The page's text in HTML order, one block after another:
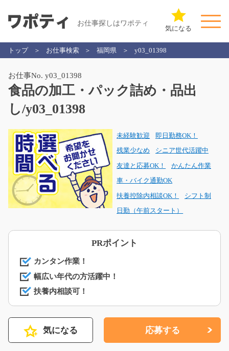
お仕事探しはワポティ
気になる
トップ お仕事検索 福岡県 y03_01398
お仕事No. y03_01398
食品の加工・パック詰め・品出
し/y03_01398
未経験歓迎 即日勤務OK！
残業少なめ シニア世代活躍中
友達と応募OK！ かんたん作業
車・バイク通勤OK
扶養控除内相談OK！ シフト制
日勤（午前スタート）
PRポイント
カンタン作業！
幅広い年代の方活躍中！
扶養内相談可！
気になる 応募する